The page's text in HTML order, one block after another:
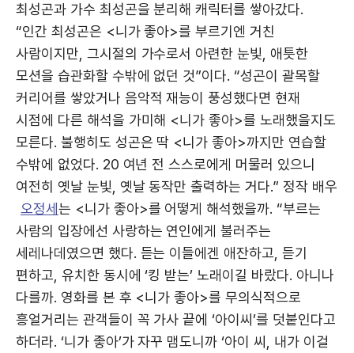
최성곤과 가수 최성곤을 분리해 캐릭터를 쌓아갔다.
“인간 최성곤은 <니가 좋아>를 부르기엔 거친
사람이지만, 그시절의 가수로서 아련한 눈빛, 애틋한
모션을 습관화할 수밖에 없던 것”이다. “성곤이 괄목할
커리어를 쌓았거나 음악적 재능이 풍성했다면 현재
시점에 다른 해석을 가미해 <니가 좋아>를 노래했을지도
모른다. 불행히도 성곤은 딱 <니가 좋아>까지만 연습할
수밖에 없었다. 20 여년 전 스스로에게 머물러 있으니
여전히 옛날 눈빛, 옛날 동작만 출력하는 거다.” 정작 배우
오정세 는 <니가 좋아>를 어떻게 해석했을까. “부르는
사람의 입장에선 사랑하는 연인에게 불러주는
세레나데였으면 했다. 듣는 이들에겐 애잔하고, 듣기
편하고, 유치한 동시에 ‘킹 받는’ 노래이길 바랐다. 아니나
다를까. 영화를 본 후 <니가 좋아>를 무의식적으로
흥얼거리는 관객들이 꼭 가사 끝에 ‘아이씨’를 덧붙인다고
하더라. ‘니가 좋아’가 자꾸 맴도니까 ‘아이 씨, 내가 이걸